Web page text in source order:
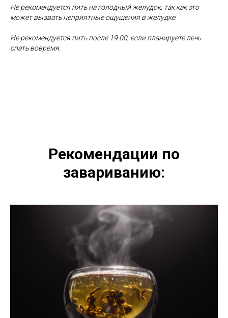
Не рекомендуется пить на голодный желудок, так как это
может вызвать неприятные ощущения в желудке.
Не рекомендуется пить после 19.00, если планируете лечь
спать вовремя.
Рекомендации по
завариванию: